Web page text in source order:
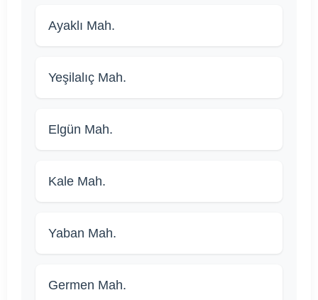
Ayaklı Mah.
Yeşilalıç Mah.
Elgün Mah.
Kale Mah.
Yaban Mah.
Germen Mah.